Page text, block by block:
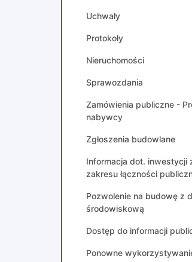
Uchwały
Protokoły
Nieruchomości
Sprawozdania
Zamówienia publiczne -
nabywcy
Zgłoszenia budowlane
Informacja dot. inwestycji
zakresu łączności
Pozwolenie na budowę z
środowiskową
Dostęp do informacji
Ponowne